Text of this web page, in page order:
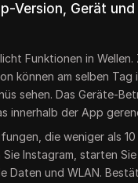
Version, Gerät
Funktionen in Wellen.
können am selben Tag
sehen. Das Geräte-
innerhalb der App
die weniger als
Instagram, starten
Daten und WLAN.